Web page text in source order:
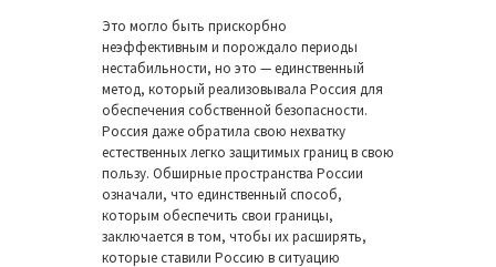
Это могло быть прискорбно
неэффективным и порождало периоды
нестабильности, но это — единственный
метод, который реализовывала Россия для
обеспечения собственной безопасности.
Россия даже обратила свою нехватку
естественных легко защитимых границ в свою
пользу. Обширные пространства России
означали, что единственный способ,
которым обеспечить свои границы,
заключается в том, чтобы их расширять,
которые ставили Россию в ситуацию